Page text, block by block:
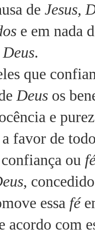
de Jesus,
e em nada
Deus.
que
Deus os
e
favor de
ou
,
essa fé
acordo com